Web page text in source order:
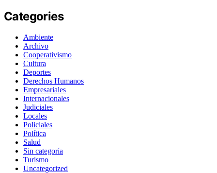
Categories
Ambiente
Archivo
Cooperativismo
Cultura
Deportes
Derechos Humanos
Empresariales
Internacionales
Judiciales
Locales
Policiales
Política
Salud
Sin categoría
Turismo
Uncategorized